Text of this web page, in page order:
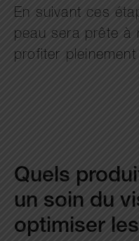
En suivant ces
peau sera prête à
profiter
Quels
un soin du
optimiser